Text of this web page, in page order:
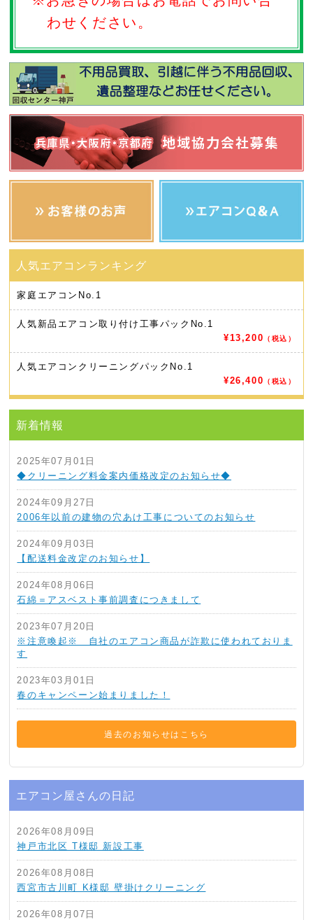
わせください。
家庭エアコン No.1
人気新品エアコン取り付け工事パック No.1
¥13,200
（税込）
人気エアコンクリーニングパック No.1
¥26,400
（税込）
新着情報
2025年07月01日
◆クリーニング料金案内価格改定のお知らせ◆
2024年09月27日
2006年以前の建物の穴あけ工事についてのお知らせ
2024年09月03日
【配送料金改定のお知らせ】
2024年08月06日
石綿＝アスベスト事前調査につきまして
2023年07月20日
※注意喚起※ 自社のエアコン商品が詐欺に使われておりま
す
2023年03月01日
春のキャンペーン始まりました！
過去のお知らせはこちら
エアコン屋さんの日記
2026年08月09日
神戸市北区 T様邸 新設工事
2026年08月08日
西宮市古川町 K様邸 壁掛けクリーニング
2026年08月07日